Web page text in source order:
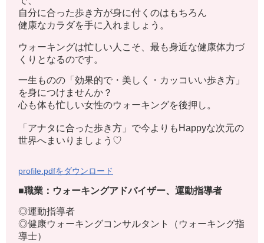
自分に合った歩き方が身に付くのはもちろん
健康なカラダを手に入れましょう。
ウォーキングは忙しい人こそ、最も身近な健康体力づ
くりとなるのです。
一生ものの「効果的で・美しく・カッコいい歩き方」
を身につけませんか？
心も体も忙しい女性のウォーキングを後押し。
「アナタに合った歩き方」で今よりもHappyな次元の
世界へまいりましょう♡
profile.pdfをダウンロード
■職業：ウォーキングアドバイザー、運動指導者
◎運動指導者
◎健康ウォーキングコンサルタント（ウォーキング指
導士）